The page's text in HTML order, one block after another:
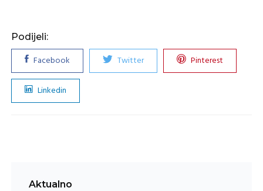
Podijeli:
Facebook Twitter Pinterest
Linkedin
Aktualno